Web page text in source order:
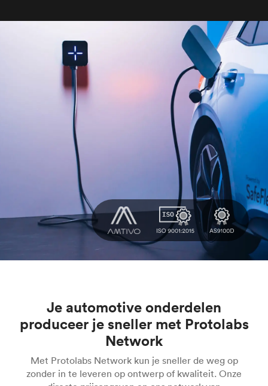
Je automotive onderdelen
produceer je sneller met Protolabs
Network
Met Protolabs Network kun je sneller de weg op
zonder in te leveren op ontwerp of kwaliteit. Onze